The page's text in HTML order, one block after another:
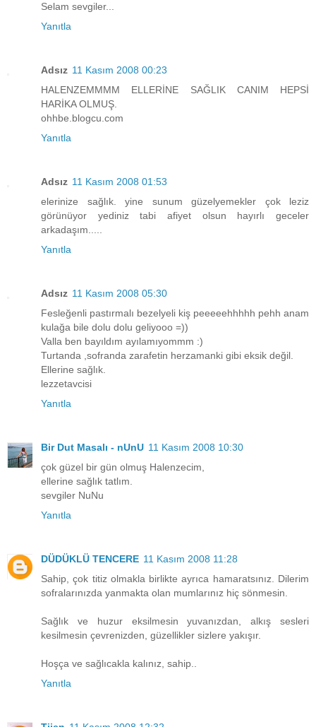
Selam sevgiler...
Yanıtla
Adsız 11 Kasım 2008 00:23
HALENZEMMMM ELLERİNE SAĞLIK CANIM HEPSİ
HARİKA OLMUŞ.
ohhbe.blogcu.com
Yanıtla
Adsız 11 Kasım 2008 01:53
elerinize sağlık. yine sunum güzelyemekler çok leziz
görünüyor yediniz tabi afiyet olsun hayırlı geceler
arkadaşım.....
Yanıtla
Adsız 11 Kasım 2008 05:30
Fesleğenli pastırmalı bezelyeli kiş peeeeehhhhh pehh anam
kulağa bile dolu dolu geliyooo =))
Valla ben bayıldım ayılamıyommm :)
Turtanda ,sofranda zarafetin herzamanki gibi eksik değil.
Ellerine sağlık.
lezzetavcisi
Yanıtla
Bir Dut Masalı - nUnU 11 Kasım 2008 10:30
çok güzel bir gün olmuş Halenzecim,
ellerine sağlık tatlım.
sevgiler NuNu
Yanıtla
DÜDÜKLÜ TENCERE 11 Kasım 2008 11:28
Sahip, çok titiz olmakla birlikte ayrıca hamaratsınız. Dilerim
sofralarınızda yanmakta olan mumlarınız hiç sönmesin.
Sağlık ve huzur eksilmesin yuvanızdan, alkış sesleri
kesilmesin çevrenizden, güzellikler sizlere yakışır.
Hoşça ve sağlıcakla kalınız, sahip..
Yanıtla